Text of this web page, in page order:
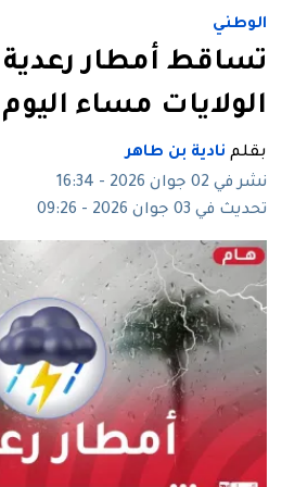
الوطني
تساقط أمطار
الولايات مساء اليوم
بقلم نادية بن طاهر
نشر في 02 جوان 2026 - 16:34
تحديث في 03 جوان 2026 - 09:26